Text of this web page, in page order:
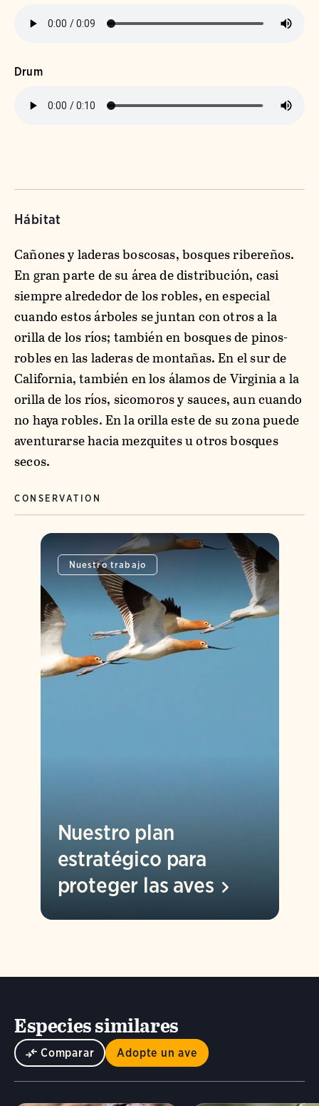
Drum
Hábitat
Cañones y laderas boscosas, bosques ribereños.
En gran parte de su área de distribución, casi
siempre alrededor de los robles, en especial
cuando estos árboles se juntan con otros a la
orilla de los ríos; también en bosques de pinos-
robles en las laderas de montañas. En el sur de
California, también en los álamos de Virginia a la
orilla de los ríos, sicomoros y sauces, aun cuando
no haya robles. En la orilla este de su zona puede
aventurarse hacia mezquites u otros bosques
secos.
CONSERVATION
Nuestro trabajo
Nuestro plan
estratégico para
proteger las aves
Especies similares
Comparar Adopte un ave